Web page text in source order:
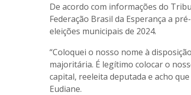
De acordo com informações do
Federação Brasil da Esperança a
eleições municipais de 2024.
“Coloquei o nosso nome à
majoritária. É legítimo colocar o
capital, reeleita deputada e acho
Eudiane.